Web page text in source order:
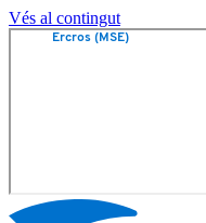
Vés al contingut